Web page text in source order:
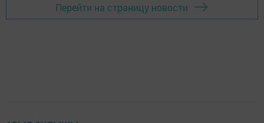
Перейти на страницу новости